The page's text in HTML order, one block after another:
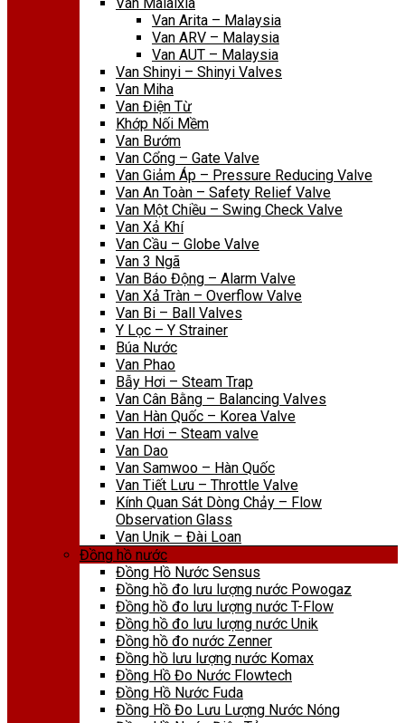
Van Arita – Malaysia
Van ARV – Malaysia
Van AUT – Malaysia
Van Shinyi – Shinyi Valves
Van Miha
Van Điện Từ
Khớp Nối Mềm
Van Bướm
Van Cổng – Gate Valve
Van Giảm Áp – Pressure Reducing Valve
Van An Toàn – Safety Relief Valve
Van Một Chiều – Swing Check Valve
Van Xả Khí
Van Cầu – Globe Valve
Van 3 Ngã
Van Báo Động – Alarm Valve
Van Xả Tràn – Overflow Valve
Van Bi – Ball Valves
Y Lọc – Y Strainer
Búa Nước
Van Phao
Bẫy Hơi – Steam Trap
Van Cân Bằng – Balancing Valves
Van Hàn Quốc – Korea Valve
Van Hơi – Steam valve
Van Dao
Van Samwoo – Hàn Quốc
Van Tiết Lưu – Throttle Valve
Kính Quan Sát Dòng Chảy – Flow
Observation Glass
Van Unik – Đài Loan
Đồng hồ nước
Đồng Hồ Nước Sensus
Đồng hồ đo lưu lượng nước Powogaz
Đồng hồ đo lưu lượng nước T-Flow
Đồng hồ đo lưu lượng nước Unik
Đồng hồ đo nước Zenner
Đồng hồ lưu lượng nước Komax
Đồng Hồ Đo Nước Flowtech
Đồng Hồ Nước Fuda
Đồng Hồ Đo Lưu Lượng Nước Nóng